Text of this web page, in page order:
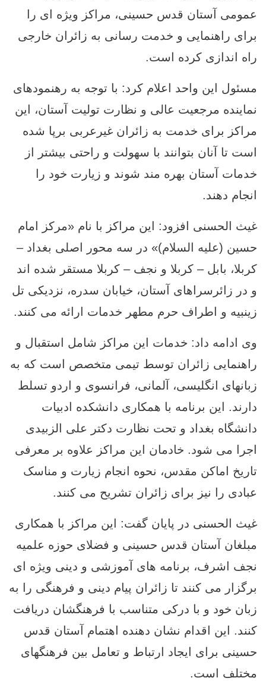
عمومی آستان قدس حسینی، مراکز ویژه ‌ای را
برای راهنمایی و خدمت ‌رسانی به زائران خارجی
راه‌ اندازی کرده است.
مسئول این واحد اعلام کرد: با توجه به رهنمودهای
نماینده مرجعیت عالی و نظارت تولیت آستان، این
مراکز برای خدمت به زائران غیرعربی برپا شده‌
است تا آنان بتوانند با سهولت و راحتی بیشتر از
خدمات آستان بهره‌ مند شوند و زیارت خود را
انجام دهند.
غیث الحسنی افزود: این مراکز با نام «مرکز امام
حسین (علیه السلام)» در سه محور اصلی بغداد –
کربلا، بابل – کربلا و نجف – کربلا مستقر شده اند
و در زائرسراهای آستان، خیابان سدره، نزدیکی تل
زینبیه و اطراف حرم مطهر خدمات ارائه می ‌کنند.
وی ادامه داد: خدمات این مراکز شامل استقبال و
راهنمایی زائران توسط تیمی متخصص است که به
زبانهای انگلیسی، آلمانی، فرانسوی و اردو تسلط
دارند. این برنامه با همکاری دانشکده ادبیات
دانشگاه بغداد و تحت نظارت دکتر علی الزبیدی
اجرا می ‌شود. خادمان این مراکز علاوه بر معرفی
تاریخ اماکن مقدس، نحوه انجام زیارت و مناسک
عبادی را نیز برای زائران تشریح می ‌کنند.
غیث الحسنی در پایان گفت: این مراکز با همکاری
مبلغان آستان قدس حسینی و فضلای حوزه علمیه
نجف اشرف، برنامه‌ های آموزشی و دینی ویژه‌ ای
برگزار می ‌کنند تا زائران پیام دینی و فرهنگی را به
زبان خود و با درکی متناسب با فرهنگشان دریافت
کنند. این اقدام نشان‌ دهنده اهتمام آستان قدس
حسینی برای ایجاد ارتباط و تعامل بین فرهنگهای
مختلف است.